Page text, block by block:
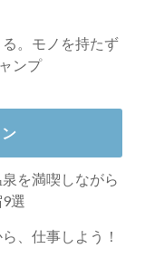
。モノを持たず
ンプ
を満喫しながら
選
、仕事しよう！